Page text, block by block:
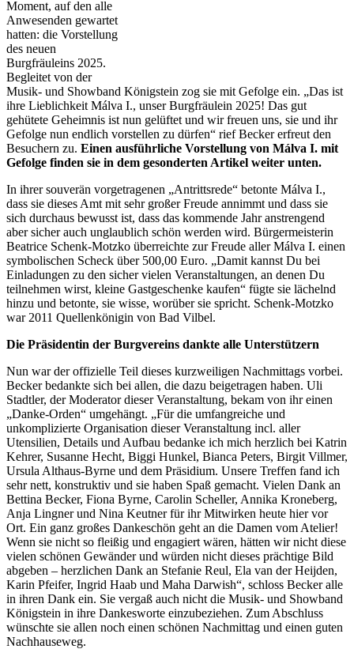
Moment, auf den alle
Anwesenden gewartet
hatten: die Vorstellung
des neuen
Burgfräuleins 2025.
Begleitet von der
Musik- und Showband Königstein zog sie mit Gefolge ein. „Das ist
ihre Lieblichkeit Málva I., unser Burgfräulein 2025! Das gut
gehütete Geheimnis ist nun gelüftet und wir freuen uns, sie und ihr
Gefolge nun endlich vorstellen zu dürfen“ rief Becker erfreut den
Besuchern zu. Einen ausführliche Vorstellung von Málva I. mit
Gefolge finden sie in dem gesonderten Artikel weiter unten.
In ihrer souverän vorgetragenen „Antrittsrede“ betonte Málva I.,
dass sie dieses Amt mit sehr großer Freude annimmt und dass sie
sich durchaus bewusst ist, dass das kommende Jahr anstrengend
aber sicher auch unglaublich schön werden wird. Bürgermeisterin
Beatrice Schenk-Motzko überreichte zur Freude aller Málva I. einen
symbolischen Scheck über 500,00 Euro. „Damit kannst Du bei
Einladungen zu den sicher vielen Veranstaltungen, an denen Du
teilnehmen wirst, kleine Gastgeschenke kaufen“ fügte sie lächelnd
hinzu und betonte, sie wisse, worüber sie spricht. Schenk-Motzko
war 2011 Quellenkönigin von Bad Vilbel.
Die Präsidentin der Burgvereins dankte alle Unterstützern
Nun war der offizielle Teil dieses kurzweiligen Nachmittags vorbei.
Becker bedankte sich bei allen, die dazu beigetragen haben. Uli
Stadtler, der Moderator dieser Veranstaltung, bekam von ihr einen
„Danke-Orden“ umgehängt. „Für die umfangreiche und
unkomplizierte Organisation dieser Veranstaltung incl. aller
Utensilien, Details und Aufbau bedanke ich mich herzlich bei Katrin
Kehrer, Susanne Hecht, Biggi Hunkel, Bianca Peters, Birgit Villmer,
Ursula Althaus-Byrne und dem Präsidium. Unsere Treffen fand ich
sehr nett, konstruktiv und sie haben Spaß gemacht. Vielen Dank an
Bettina Becker, Fiona Byrne, Carolin Scheller, Annika Kroneberg,
Anja Lingner und Nina Keutner für ihr Mitwirken heute hier vor
Ort. Ein ganz großes Dankeschön geht an die Damen vom Atelier!
Wenn sie nicht so fleißig und engagiert wären, hätten wir nicht diese
vielen schönen Gewänder und würden nicht dieses prächtige Bild
abgeben – herzlichen Dank an Stefanie Reul, Ela van der Heijden,
Karin Pfeifer, Ingrid Haab und Maha Darwish“, schloss Becker alle
in ihren Dank ein. Sie vergaß auch nicht die Musik- und Showband
Königstein in ihre Dankesworte einzubeziehen. Zum Abschluss
wünschte sie allen noch einen schönen Nachmittag und einen guten
Nachhauseweg.